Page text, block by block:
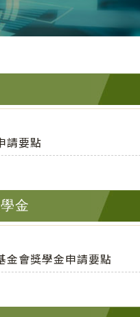
請要點
金
金會獎學金申請要點